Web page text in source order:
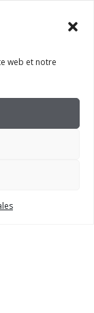
web et notre